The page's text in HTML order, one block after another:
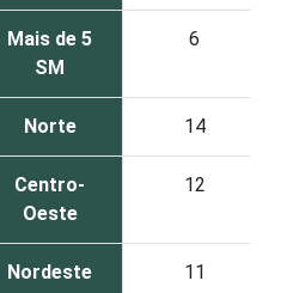
Mais de 5
SM
6
Norte 14
Centro-
Oeste
12
Nordeste 11